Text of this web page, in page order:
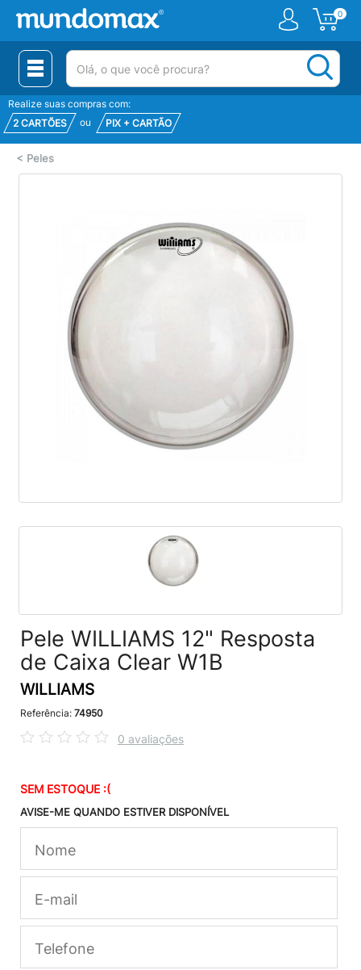
0
(pesquisar)
Realize suas compras com:
2 CARTÕES
ou PIX + CARTÃO
< Peles
Pele WILLIAMS 12" Resposta
de Caixa Clear W1B
WILLIAMS
Referência: 74950
0 avaliações
SEM ESTOQUE :(
AVISE-ME QUANDO ESTIVER DISPONÍVEL